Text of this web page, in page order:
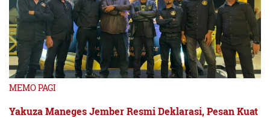
MEMO PAGI
Yakuza Maneges Jember Resmi Deklarasi, Pesan Kuat